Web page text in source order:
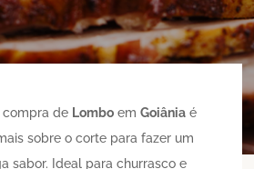
compra de Lombo emGoiânia é
sobre o corte para fazer um
sabor. Ideal para churrasco e